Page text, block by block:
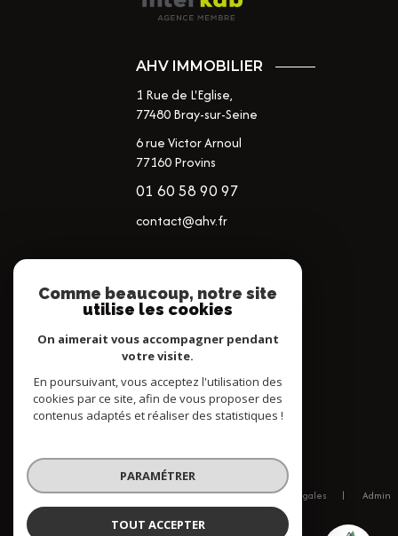
AHV IMMOBILIER
1 Rue de L'Eglise,
77480Bray-sur-Seine
6 rue Victor Arnoul
77160 Provins
01 60 58 90 97
contact@ahv.fr
NOS RÉSEAUX
NOUS SUIVRE
© 2026 | Tous droits réservés
Nos honoraires
Nos partenaires Mentions légales
Admin
Politique RGPD
Cookies
Comme beaucoup, notre site
utilise les cookies
On aimerait vous accompagner pendant
votre visite.
En poursuivant, vous acceptez l'utilisation des
cookies par ce site, afin de vous proposer des
contenus adaptés et réaliser des statistiques !
PARAMÉTRER
TOUT ACCEPTER